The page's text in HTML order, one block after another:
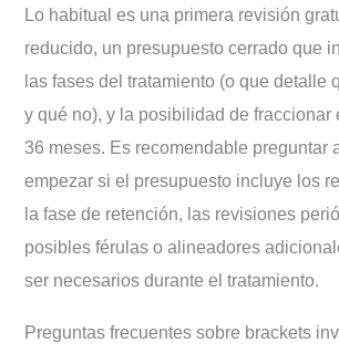
Lo habitual es una primera revisión
reducido, un presupuesto cerrado que
las fases del tratamiento (o que detalle
y qué no), y la posibilidad de fraccionar
36 meses. Es recomendable preguntar
empezar si el presupuesto incluye los
la fase de retención, las revisiones
posibles férulas o alineadores
ser necesarios durante el tratamiento.
Preguntas frecuentes sobre brackets